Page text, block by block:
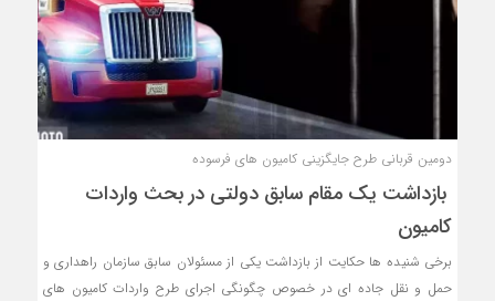
دومین قربانی طرح جایگزینی کامیون های فرسوده
بازداشت یک مقام سابق دولتی در بحث واردات
کامیون
برخی شنیده ها حکایت از بازداشت یکی از مسئولان سابق سازمان راهداری و
حمل و نقل جاده ای در خصوص چگونگی اجرای طرح واردات کامیون های